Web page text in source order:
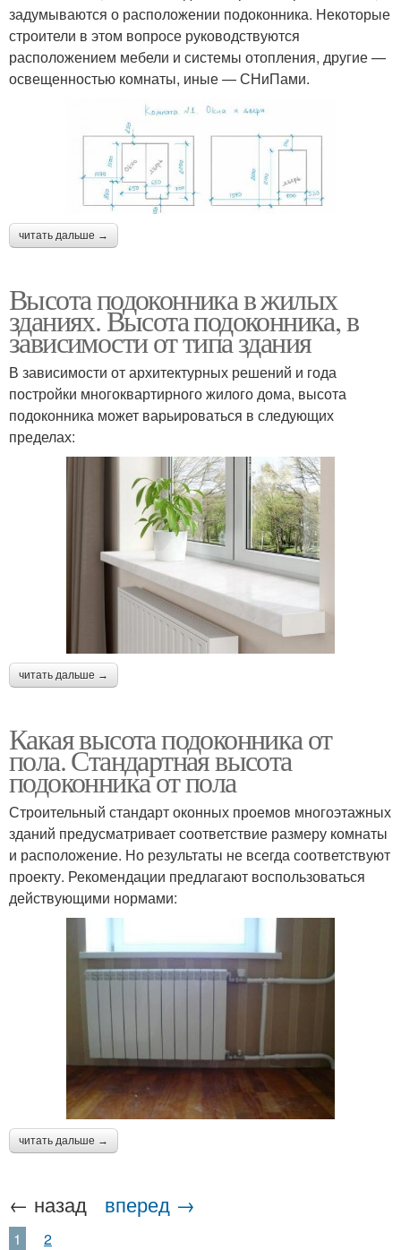
задумываются о расположении подоконника. Некоторые
строители в этом вопросе руководствуются
расположением мебели и системы отопления, другие —
освещенностью комнаты, иные — СНиПами.
читать дальше →
Высота подоконника в жилых
зданиях. Высота подоконника, в
зависимости от типа здания
В зависимости от архитектурных решений и года
постройки многоквартирного жилого дома, высота
подоконника может варьироваться в следующих
пределах:
читать дальше →
Какая высота подоконника от
пола. Стандартная высота
подоконника от пола
Строительный стандарт оконных проемов многоэтажных
зданий предусматривает соответствие размеру комнаты
и расположение. Но результаты не всегда соответствуют
проекту. Рекомендации предлагают воспользоваться
действующими нормами:
читать дальше →
← назад вперед →
1 2